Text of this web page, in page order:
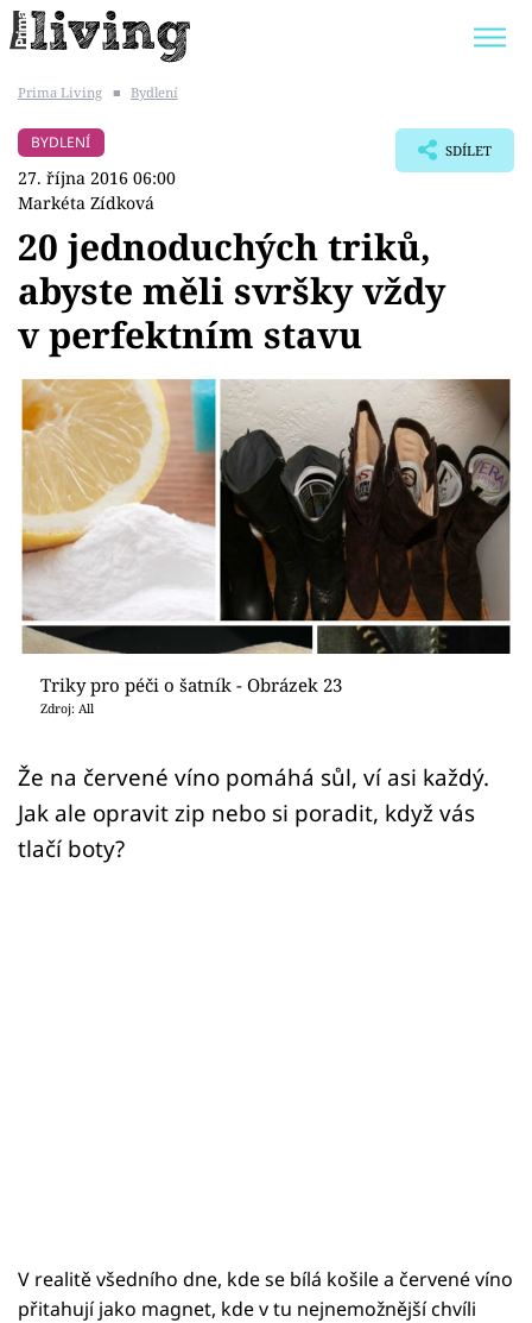
BYDLENÍ SLAVNÝCH
Témata
Bydlení
Zahrada
Design
Sledujte prima+
Přihlášení
Sledujte nás
Prima Living ■ Bydlení
BYDLENÍ
27. října 2016 06:00
Markéta Zídková
SDÍLET
20 jednoduchých triků,
abyste měli svršky vždy
v perfektním stavu
Triky pro péči o šatník - Obrázek 23
Zdroj: All
Že na červené víno pomáhá sůl, ví asi každý.
Jak ale opravit zip nebo si poradit, když vás
tlačí boty?
V realitě všedního dne, kde se bílá košile a červené víno
přitahují jako magnet, kde v tu nejnemožnější chvíli